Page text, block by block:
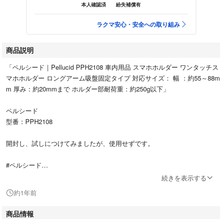
本人確認済 紛失補償有
ラクマ安心・安全への取り組み
商品説明
「ペルシード｜Pellucid PPH2108 車内用品 スマホホルダー ワンタッチス
マホホルダー ロングアーム吸盤固定タイプ 対応サイズ： 幅 ：約55～88m
m 厚み：約20mmまで ホルダー部耐荷重：約250g以下」
ペルシード
型番：PPH2108
開封し、試しにつけてみましたが、使用せずです。
#ペルシード
#自動車
#車内アクセサリ
続きを表示する
約1年前
商品情報